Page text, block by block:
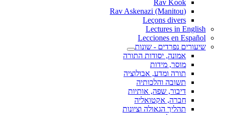
Rav Kook
(Rav Askenazi (Manitou
Leçons divers
Lectures in English
Lecciones en Español
שיעורים נפרדים - שונות
אמונה, יסודות התורה
מוסר, מידות
תורה ומדע, אבולוציה
תשובה והלכותיה
דיבור, שפה, אותיות
חברה, אקטואליה
תהליך הגאולה וציונות